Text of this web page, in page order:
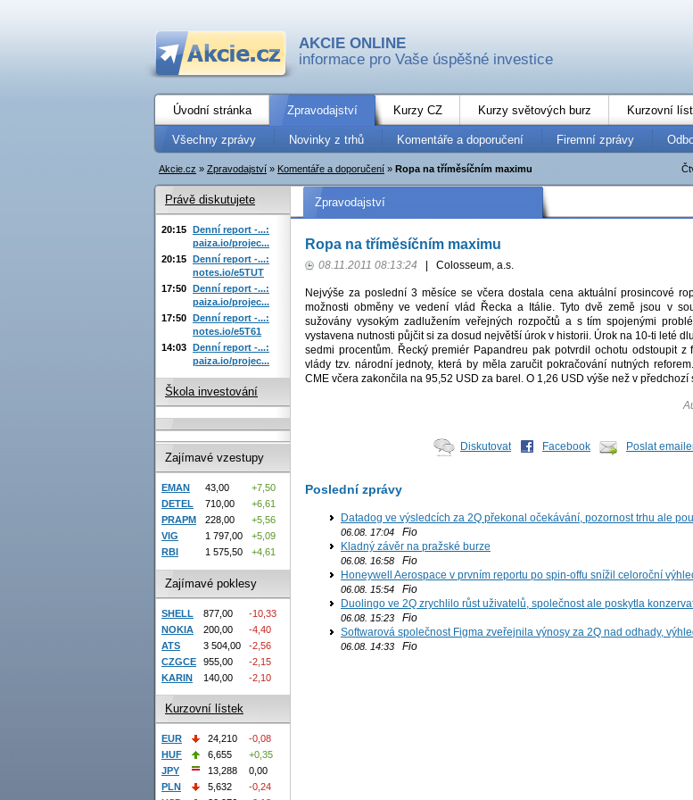
AKCIE ONLINE
informace pro Vaše úspěšné investice
Úvodní stránka Zpravodajství Kurzy CZ Kurzy světových burz Kurzovní
Všechny zprávy Novinky z trhů Komentáře a doporučení Firemní zprávy
Akcie.cz » Zpravodajství » Komentáře a doporučení » Ropa na tříměsíčním maximu
Zpravodajství
Ropa na tříměsíčním maximu
08.11.2011 08:13:24 Colosseum, a.s.
Nejvýše za poslední 3 měsíce se včera dostala cena aktuální prosincové
možnosti obměny ve vedení vlád Řecka a Itálie. Tyto dvě země jsou v
sužovány vysokým zadlužením veřejných rozpočtů a s tím spojenými
vystavena nutnosti půjčit si za dosud největší úrok v historii. Úrok na 10-ti leté
sedmi procentům. Řecký premiér Papandreu pak potvrdil ochotu odstoupit z
vlády tzv. národní jednoty, která by měla zaručit pokračování nutných
CME včera zakončila na 95,52 USD za barel. O 1,26 USD výše než v předchozí
Diskutovat Facebook Poslat
Poslední zprávy
Datadog ve výsledcích za 2Q překonal očekávání, pozornost trhu ale
06.08. 17:04 Fio
Kladný závěr na pražské burze
06.08. 16:58 Fio
Honeywell Aerospace v prvním reportu po spin-offu snížil celoroční
06.08. 15:54 Fio
Duolingo ve 2Q zrychlilo růst uživatelů, společnost ale poskytla
06.08. 15:23 Fio
Softwarová společnost Figma zveřejnila výnosy za 2Q nad odhady,
06.08. 14:33 Fio
Právě diskutujete
20:15 Denní report -...:
paiza.io/projec...
20:15 Denní report -...:
notes.io/e5TUT
17:50 Denní report -...:
paiza.io/projec...
17:50 Denní report -...:
notes.io/e5T61
14:03 Denní report -...:
paiza.io/projec...
Škola investování
Zajímavé vzestupy
EMAN 43,00
+7,50
DETEL
710,00
+6,61
PRAPM
228,00
+5,56
VIG
1 797,00
+5,09
RBI
1 575,50 +4,61
Zajímavé poklesy
SHELL 877,00
-10,33
NOKIA
200,00
-4,40
ATS
3 504,00
-2,56
CZGCE
955,00
-2,15
KARIN
140,00 -2,10
Kurzovní lístek
EUR 24,210
-0,08
HUF
6,655
+0,35
JPY
13,288
0,00
PLN
5,632
-0,24